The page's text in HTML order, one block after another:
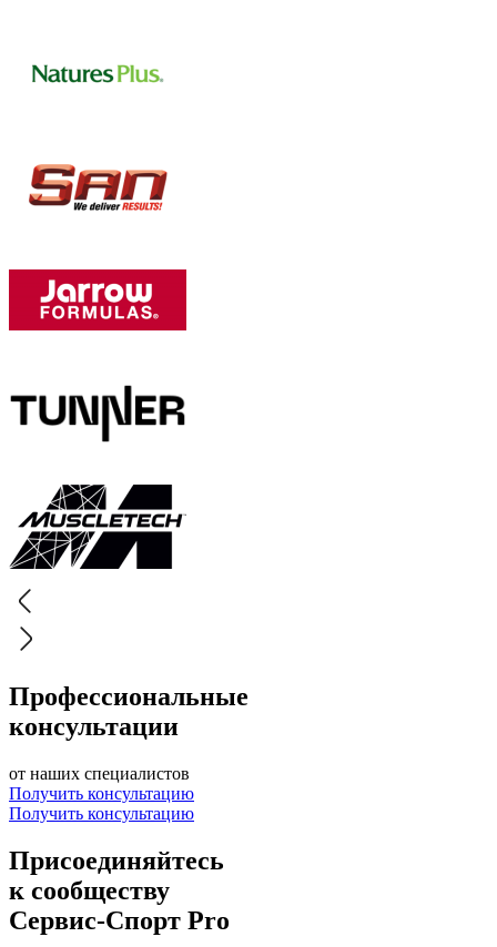
Профессиональные
консультации
от наших специалистов
Получить консультацию
Получить консультацию
Присоединяйтесь
к сообществу
Сервис-Спорт Pro